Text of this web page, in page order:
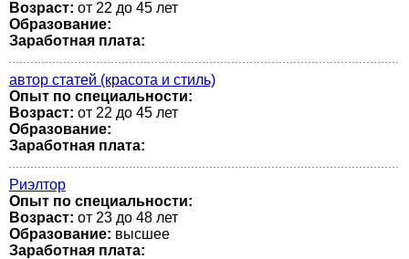
Возраст: от 22 до 45 лет
Образование:
Заработная плата:
автор статей (красота и стиль)
Опыт по специальности:
Возраст: от 22 до 45 лет
Образование:
Заработная плата:
Риэлтор
Опыт по специальности:
Возраст: от 23 до 48 лет
Образование: высшее
Заработная плата: